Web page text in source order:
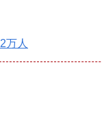
万人